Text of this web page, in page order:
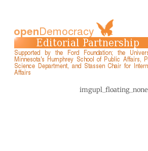
imgupl_floating_none